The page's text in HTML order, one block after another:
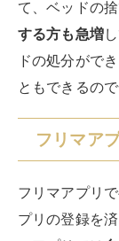
て、ベッドの
する方も急増
ドの処分がで
ともできるの
フリマア
フリマアプリ
プリの登録を